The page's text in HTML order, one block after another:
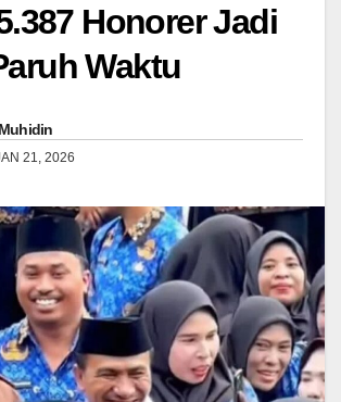
Honorer Jadi
Waktu
Muhidin
21, 2026